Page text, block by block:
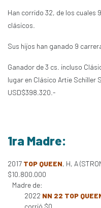
Han corrido 32, de los cuales
clásicos.
Sus hijos han ganado 9
Ganador de 3 cs. incluso
lugar en Clásico Artie Schiller
USD$398.320.-
1ra Madre:
2017 TOP QUEEN, H, A
$10.800.000
Madre de:
2022 NN 22 TOP
corrió $0